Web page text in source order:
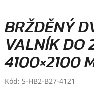
BRŽDĚNÝ
VALNÍK DO
4100×2100
Kód: S-HB2-B27-4121